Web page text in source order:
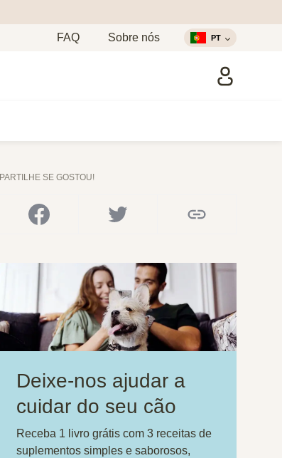
FAQ Sobre nós PT
PARTILHE SE GOSTOU!
Deixe-nos ajudar a
cuidar do seu cão
Receba 1 livro grátis com 3 receitas de
suplementos simples e saborosos,